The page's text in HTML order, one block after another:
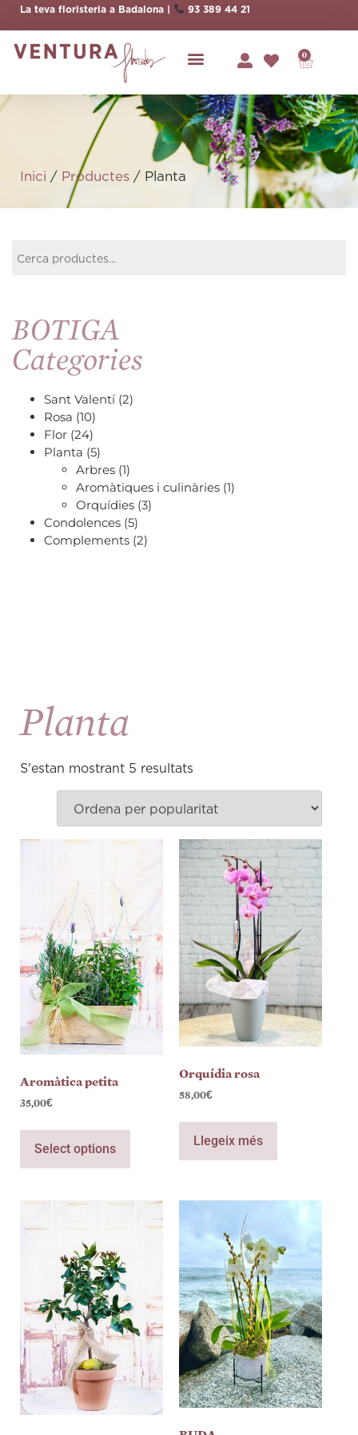
La teva floristeria a Badalona | 93 389 44 21
0
Inici / Productes / Planta
BOTIGA
Categories
Sant Valentí (2)
Rosa (10)
Flor (24)
Planta (5)
Arbres (1)
Aromàtiques i culinàries (1)
Orquídies (3)
Condolences (5)
Complements (2)
Planta
S'estan mostrant 5 resultats
Aromàtica petita
35,00€
Select options
Orquídia rosa
58,00€
Llegeix més